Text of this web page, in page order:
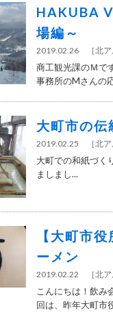
HAKUBA
場編～
2019.02.26 ［北
商工観光課のＭで
事務所のMさんの
大町市の伝
2019.02.25 ［北
大町での和紙づく
ましまし...
【大町市
ーメン
2019.02.22 ［北
こんにちは！飲み
回は、昨年大町市